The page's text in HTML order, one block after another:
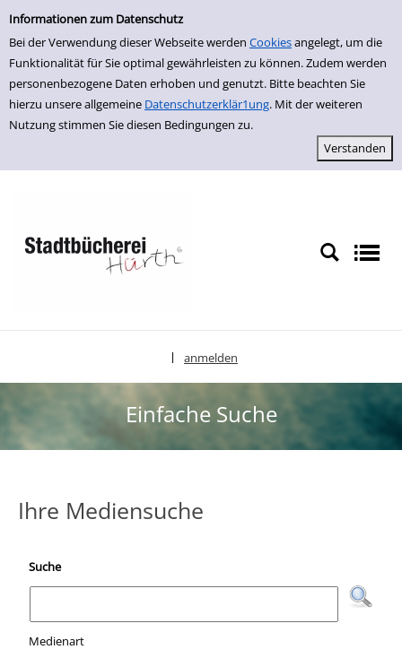
Einfache Suche
Informationen zum Datenschutz
Bei der Verwendung dieser Webseite werden Cookiesangelegt, um die
Funktionalität für Sie optimal gewährleisten zu können. Zudem werden
personenbezogene Daten erhoben und genutzt. Bitte beachten Sie
hierzu unsere allgemeine Datenschutzerklär1ung. Mit der weiteren
Nutzung stimmen Sie diesen Bedingungen zu.
zur Navigation springen
zum Inhalt springen
Zur Detailanzeige springen
anmelden
Einfache Suche
Ihre Mediensuche
Suche
Medienart